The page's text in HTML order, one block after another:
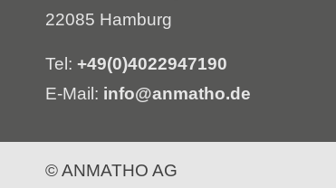
22085 Hamburg
Tel: +49(0)4022947190
E-Mail: info@anmatho.de
© ANMATHO AG